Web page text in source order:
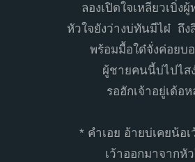
ลองเปิดใจเหลียวเบิ่งผู้
หัวใจยังว่างบ่ทันมีไผ๋ ถึง
พร้อมมื้อใด๋จั่งค่อยบ
ผู้ชายคนนี้บ่ไปไส
รอฮักเจ้าอยู่เด้อห
* คำเอย อ้ายบ่เคยน้อ
เว้าออกมาจากหั